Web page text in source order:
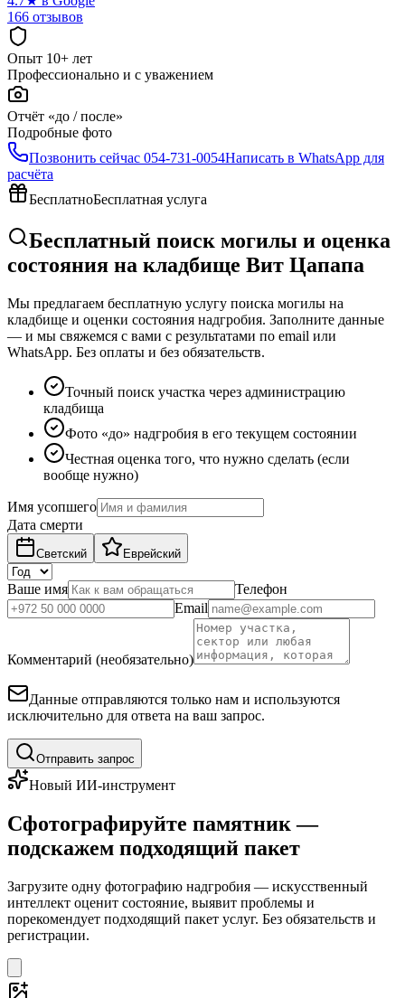
166 отзывов
Опыт 10+ лет
Профессионально и с уважением
Отчёт «до / после»
Подробные фото
Позвонить сейчас 054-731-0054Написать в WhatsApp для
расчёта
БесплатноБесплатная услуга
Бесплатный поиск могилы и оценка
состояния на кладбище Вит Цапапа
Мы предлагаем бесплатную услугу поиска могилы на
кладбище и оценки состояния надгробия. Заполните данные
— и мы свяжемся с вами с результатами по email или
WhatsApp. Без оплаты и без обязательств.
Точный поиск участка через администрацию
кладбища
Фото «до» надгробия в его текущем состоянии
Честная оценка того, что нужно сделать (если
вообще нужно)
Имя усопшего
Дата смерти
Светский Еврейский
Ваше имя
Телефон
Email
Комментарий (необязательно)
Данные отправляются только нам и используются
исключительно для ответа на ваш запрос.
Отправить запрос
Новый ИИ-инструмент
Сфотографируйте памятник —
подскажем подходящий пакет
Загрузите одну фотографию надгробия — искусственный
интеллект оценит состояние, выявит проблемы и
порекомендует подходящий пакет услуг. Без обязательств и
регистрации.